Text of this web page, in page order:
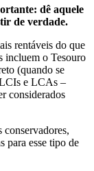
dê aquele
de verdade.
rentáveis do que
incluem o Tesouro
(quando se
e LCAs –
considerados
para esse tipo de